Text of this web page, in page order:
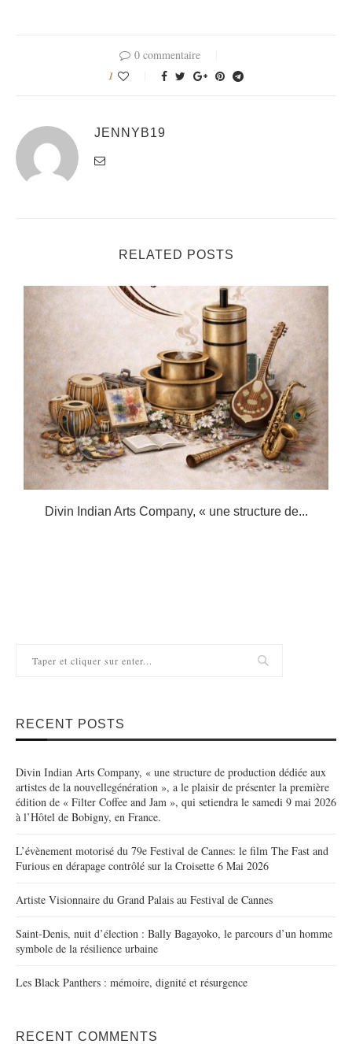
0 commentaire
1
JENNYB19
RELATED POSTS
Divin Indian Arts Company, « une structure de...
RECENT POSTS
Divin Indian Arts Company, « une structure de production dédiée aux
artistes de la nouvellegénération », a le plaisir de présenter la première
édition de « Filter Coffee and Jam », qui setiendra le samedi 9 mai 2026
à l’Hôtel de Bobigny, en France.
L’évènement motorisé du 79e Festival de Cannes: le film The Fast and
Furious en dérapage contrôlé sur la Croisette 6 Mai 2026
Artiste Visionnaire du Grand Palais au Festival de Cannes
Saint-Denis, nuit d’élection : Bally Bagayoko, le parcours d’un homme
symbole de la résilience urbaine
Les Black Panthers : mémoire, dignité et résurgence
RECENT COMMENTS